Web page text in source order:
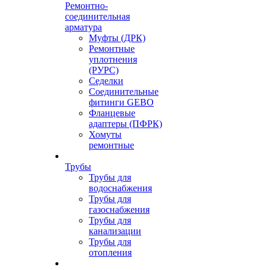
Ремонтно-
соединительная
арматура
Муфты (ДРК)
Ремонтные
уплотнения
(РУРС)
Седелки
Соединительные
фитинги GEBO
Фланцевые
адаптеры (ПФРК)
Хомуты
ремонтные
Трубы
Трубы для
водоснабжения
Трубы для
газоснабжения
Трубы для
канализации
Трубы для
отопления